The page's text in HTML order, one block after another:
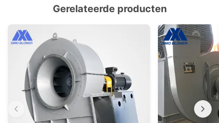
Gerelateerde producten